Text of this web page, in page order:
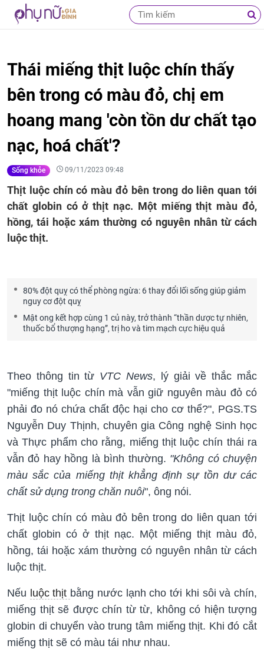
Thái miếng thịt luộc chín thấy
bên trong có màu đỏ, chị em
hoang mang 'còn tồn dư chất tạo
nạc, hoá chất'?
Sống khỏe 09/11/2023 09:48
Thịt luộc chín có màu đỏ bên trong do liên quan tới
chất globin có ở thịt nạc. Một miếng thịt màu đỏ,
hồng, tái hoặc xám thường có nguyên nhân từ cách
luộc thịt.
80% đột quỵ có thể phòng ngừa: 6 thay đổi lối sống giúp giảm
nguy cơ đột quỵ
Mật ong kết hợp cùng 1 củ này, trở thành “thần dược tự nhiên,
thuốc bổ thượng hạng”, trị ho và tim mạch cực hiệu quả
Theo thông tin từ VTC News, lý giải về thắc mắc
"miếng thịt luộc chín mà vẫn giữ nguyên màu đỏ có
phải đo nó chứa chất độc hại cho cơ thể?", PGS.TS
Nguyễn Duy Thịnh, chuyên gia Công nghệ Sinh học
và Thực phẩm cho rằng, miếng thịt luộc chín thái ra
vẫn đỏ hay hồng là bình thường. "Không có chuyện
màu sắc của miếng thịt khẳng định sự tồn dư các
chất sử dụng trong chăn nuôi", ông nói.
Thịt luộc chín có màu đỏ bên trong do liên quan tới
chất globin có ở thịt nạc. Một miếng thịt màu đỏ,
hồng, tái hoặc xám thường có nguyên nhân từ cách
luộc thịt.
Nếu luộc thịt bằng nước lạnh cho tới khi sôi và chín,
miếng thịt sẽ được chín từ từ, không có hiện tượng
globin di chuyển vào trung tâm miếng thịt. Khi đó cắt
miếng thịt sẽ có màu tái như nhau.